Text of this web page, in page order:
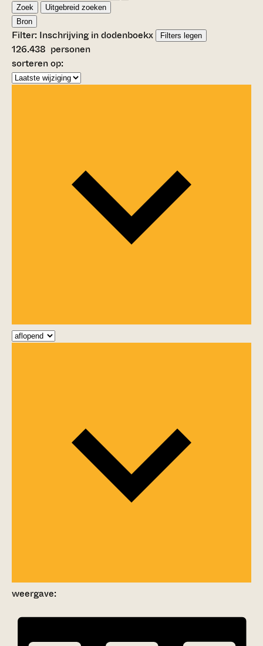
Zoek
Uitgebreid zoeken
Bron
Filter: Inschrijving in dodenboekx Filters legen
126.438 personen
sorteren op:
weergave: